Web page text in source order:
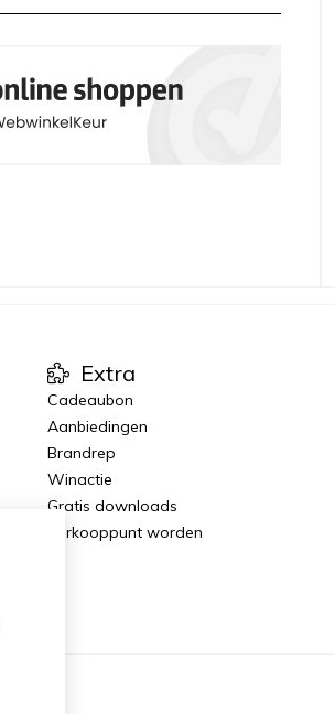
Extra
Cadeaubon
Aanbiedingen
Brandrep
Winactie
Gratis downloads
Verkooppunt worden